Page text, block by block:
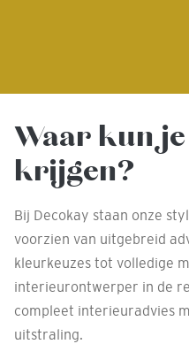
Waar kun
krijgen?
Bij Decokay staan onze
voorzien van uitgebreid
kleurkeuzes tot volledige
interieurontwerper in de
compleet interieuradvies
uitstraling.